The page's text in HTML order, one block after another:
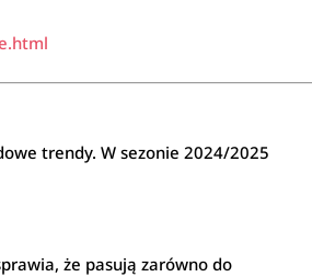
trendy. W sezonie 2024/2025
że pasują zarówno do